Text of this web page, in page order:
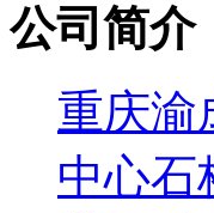
公司简介
重庆渝
中心石